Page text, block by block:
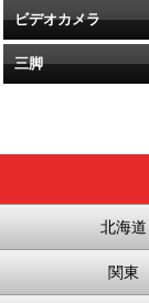
ビデオカメラ
三脚
北海道
関東